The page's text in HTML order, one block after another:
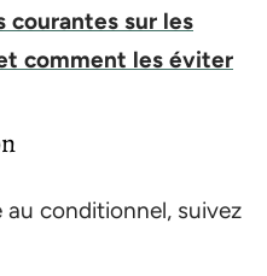
courantes sur les
comment les éviter
conditionnel, suivez